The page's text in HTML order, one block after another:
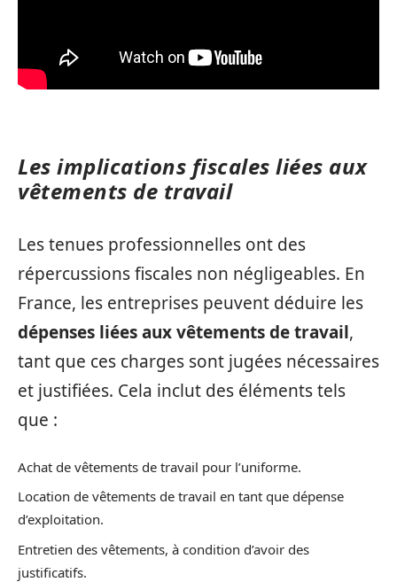
Les implications fiscales liées aux
vêtements de travail
Les tenues professionnelles ont des
répercussions fiscales non négligeables. En
France, les entreprises peuvent déduire les
dépenses liées aux vêtements de travail,
tant que ces charges sont jugées nécessaires
et justifiées. Cela inclut des éléments tels
que :
Achat de vêtements de travail pour l’uniforme.
Location de vêtements de travail en tant que dépense
d’exploitation.
Entretien des vêtements, à condition d’avoir des
justificatifs.